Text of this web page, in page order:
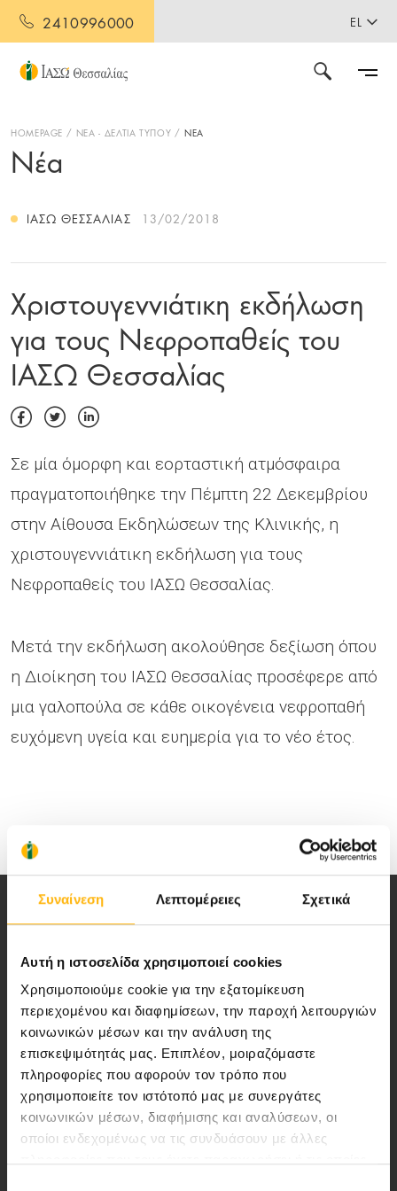
Συναίνεση Λεπτομέρειες Σχετικά
Αυτή η ιστοσελίδα χρησιμοποιεί cookies
Χρησιμοποιούμε cookie για την εξατομίκευση
περιεχομένου και διαφημίσεων, την παροχή λειτουργιών
κοινωνικών μέσων και την ανάλυση της
επισκεψιμότητάς μας. Επιπλέον, μοιραζόμαστε
πληροφορίες που αφορούν τον τρόπο που
χρησιμοποιείτε τον ιστότοπό μας με συνεργάτες
κοινωνικών μέσων, διαφήμισης και αναλύσεων, οι
οποίοι ενδεχομένως να τις συνδυάσουν με άλλες
2410996000 EL
HOMEPAGE ΝΕΑ - ΔΕΛΤΙΑ ΤΥΠΟΥ ΝΕΑ
Νέα
ΙΑΣΩ ΘΕΣΣΑΛΊΑΣ 13/02/2018
Χριστουγεννιάτικη εκδήλωση
για τους Νεφροπαθείς του
ΙΑΣΩ Θεσσαλίας
Σε μία όμορφη και εορταστική ατμόσφαιρα
πραγματοποιήθηκε την Πέμπτη 22 Δεκεμβρίου
στην Αίθουσα Εκδηλώσεων της Κλινικής, η
χριστουγεννιάτικη εκδήλωση για τους
Νεφροπαθείς του ΙΑΣΩ Θεσσαλίας.
Μετά την εκδήλωση ακολούθησε δεξίωση όπου
η Διοίκηση του ΙΑΣΩ Θεσσαλίας προσέφερε από
μια γαλοπούλα σε κάθε οικογένεια νεφροπαθή
ευχόμενη υγεία και ευημερία για το νέο έτος.
Αποστολή μας να παρέχουμε υψηλής
ποιότητας ολοκληρωμένες υπηρεσίες
υγείας.
Περιοχή Ιατρών
Εκδηλώσεις